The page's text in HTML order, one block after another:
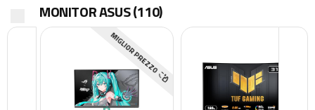
MONITOR ASUS(110)
MIGLIOR PREZZO